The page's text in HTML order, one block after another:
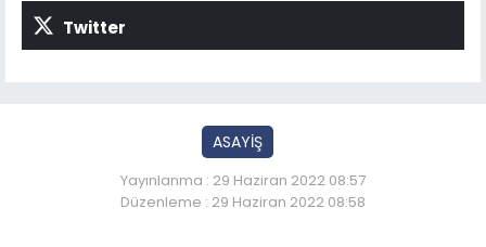
Twitter
ASAYİŞ
Yayınlanma : 29 Haziran 2022 08:57
Düzenleme : 29 Haziran 2022 08:58